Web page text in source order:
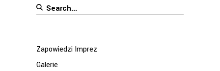
Search
Zapowiedzi Imprez
Galerie